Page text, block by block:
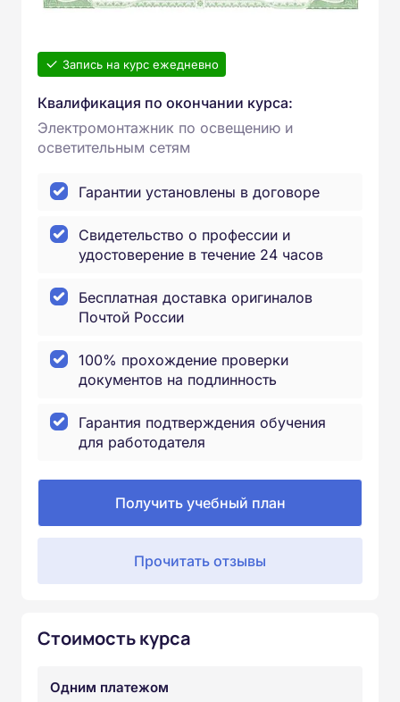
Запись на курс ежедневно
Квалификация по окончании курса:
Электромонтажник по освещению и
осветительным сетям
Гарантии установлены в договоре
Свидетельство о профессии и
удостоверение в течение 24 часов
Бесплатная доставка оригиналов
Почтой России
100% прохождение проверки
документов на подлинность
Гарантия подтверждения обучения
для работодателя
Получить учебный план
Прочитать отзывы
Стоимость курса
Одним платежом